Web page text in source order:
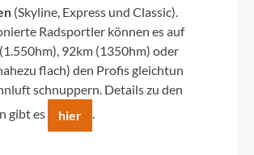
(Skyline, Express und Classic).
Radsportler können es auf
92km (1350hm) oder
flach) den Profis gleichtun
schnuppern. Details zu den
gibt es
hier